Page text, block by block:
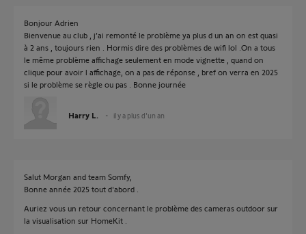
Bonjour Adrien
Bienvenue au club , j’ai remonté le problème ya plus d un an on est quasi
à 2 ans , toujours rien . Hormis dire des problèmes de wifi lol .On a tous
le même problème affichage seulement en mode vignette , quand on
clique pour avoir l affichage, on a pas de réponse , bref on verra en 2025
si le problème se règle ou pas . Bonne journée
Harry L. il y a plus d'un an
Salut Morgan and team Somfy,
Bonne année 2025 tout d'abord .
Auriez vous un retour concernant le problème des cameras outdoor sur
la visualisation sur HomeKit .